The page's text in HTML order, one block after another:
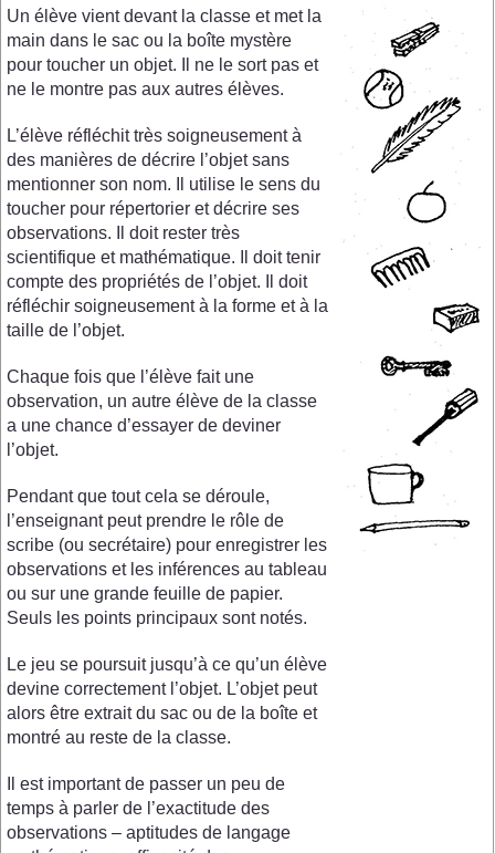
Un élève vient devant la classe et met la
main dans le sac ou la boîte mystère
pour toucher un objet. Il ne le sort pas et
ne le montre pas aux autres élèves.
L’élève réfléchit très soigneusement à
des manières de décrire l’objet sans
mentionner son nom. Il utilise le sens du
toucher pour répertorier et décrire ses
observations. Il doit rester très
scientifique et mathématique. Il doit tenir
compte des propriétés de l’objet. Il doit
réfléchir soigneusement à la forme et à la
taille de l’objet.
Chaque fois que l’élève fait une
observation, un autre élève de la classe
a une chance d’essayer de deviner
l’objet.
Pendant que tout cela se déroule,
l’enseignant peut prendre le rôle de
scribe (ou secrétaire) pour enregistrer les
observations et les inférences au tableau
ou sur une grande feuille de papier.
Seuls les points principaux sont notés.
Le jeu se poursuit jusqu’à ce qu’un élève
devine correctement l’objet. L’objet peut
alors être extrait du sac ou de la boîte et
montré au reste de la classe.
Il est important de passer un peu de
temps à parler de l’exactitude des
observations – aptitudes de langage